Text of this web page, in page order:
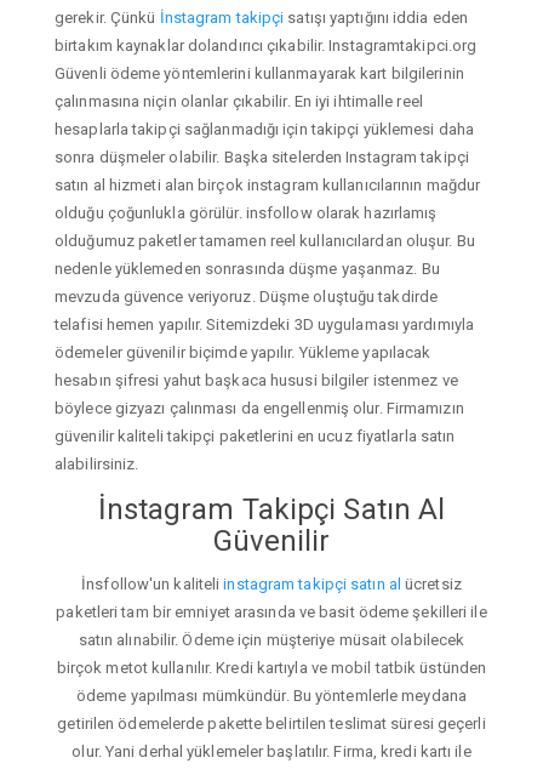
gerekir. Çünkü İnstagram takipçi satışı yaptığını iddia eden
birtakım kaynaklar dolandırıcı çıkabilir. Instagramtakipci.org
Güvenli ödeme yöntemlerini kullanmayarak kart bilgilerinin
çalınmasına niçin olanlar çıkabilir. En iyi ihtimalle reel
hesaplarla takipçi sağlanmadığı için takipçi yüklemesi daha
sonra düşmeler olabilir. Başka sitelerden Instagram takipçi
satın al hizmeti alan birçok instagram kullanıcılarının mağdur
olduğu çoğunlukla görülür. insfollow olarak hazırlamış
olduğumuz paketler tamamen reel kullanıcılardan oluşur. Bu
nedenle yüklemeden sonrasında düşme yaşanmaz. Bu
mevzuda güvence veriyoruz. Düşme oluştuğu takdirde
telafisi hemen yapılır. Sitemizdeki 3D uygulaması yardımıyla
ödemeler güvenilir biçimde yapılır. Yükleme yapılacak
hesabın şifresi yahut başkaca hususi bilgiler istenmez ve
böylece gizyazı çalınması da engellenmiş olur. Firmamızın
güvenilir kaliteli takipçi paketlerini en ucuz fiyatlarla satın
alabilirsiniz.
İnstagram Takipçi Satın Al
Güvenilir
İnsfollow'un kaliteliinstagram takipçi satın al ücretsiz
paketleri tam bir emniyet arasında ve basit ödeme şekilleri ile
satın alınabilir. Ödeme için müşteriye müsait olabilecek
birçok metot kullanılır. Kredi kartıyla ve mobil tatbik üstünden
ödeme yapılması mümkündür. Bu yöntemlerle meydana
getirilen ödemelerde pakette belirtilen teslimat süresi geçerli
olur. Yani derhal yüklemeler başlatılır. Firma, kredi kartı ile